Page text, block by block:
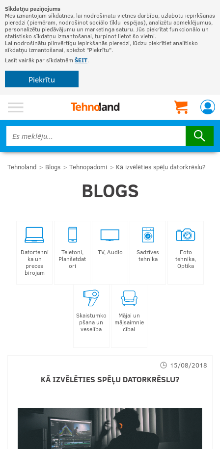
Sīkdatņu paziņojums
Mēs izmantojam sīkdatnes, lai nodrošinātu vietnes darbību, uzlabotu iepirkšanās
pieredzi (piemēram, nodrošinot sociālo tīklu iespējas), analizētu apmeklējumus,
personalizētu piedāvājumu un marketinga saturu. Jūs piekrītat funkcionālo un
statistisko sīkdatņu izmantošanai, turpinot lietot šo vietni.
Lai nodrošinātu pilnvērtīgu iepirkšanās pieredzi, lūdzu piekrītiet analītisko
sīkdatņu izmantošanai, spiežot "Piekrītu".
Lasīt vairāk par sīkdatnēm ŠEIT.
Piekrītu
Tehnoland Blogs Tehnopadomi Kā izvēlēties spēļu datorkrēslu?
BLOGS
Datortehni
ka un
preces
birojam
Telefoni,
Planšetdat
ori
TV, Audio
Sadzīves
tehnika
Foto
tehnika,
Optika
Skaistumko
pšana un
veselība
Mājai un
mājsaimnie
cībai
KĀ IZVĒLĒTIES SPĒĻU DATORKRĒSLU?
15/08/2018